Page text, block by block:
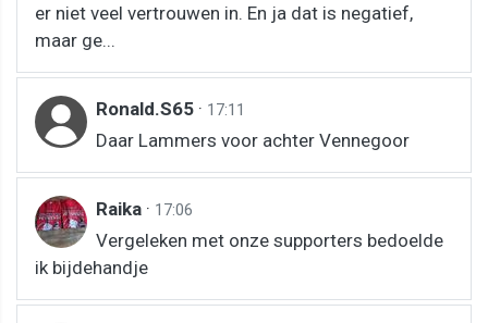
er niet veel vertrouwen in. En ja dat is negatief,
maar ge...
Ronald.S65 · 17:11
Daar Lammers voor achter Vennegoor
Raika · 17:06
Vergeleken met onze supporters bedoelde
ik bijdehandje